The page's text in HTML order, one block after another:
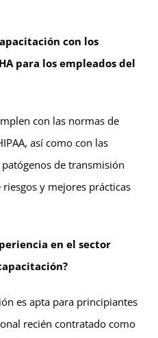
con los
para los empleados del
con las normas de
así como con las
de transmisión
y mejores prácticas
en el sector
es apta para principiantes
recién contratado como